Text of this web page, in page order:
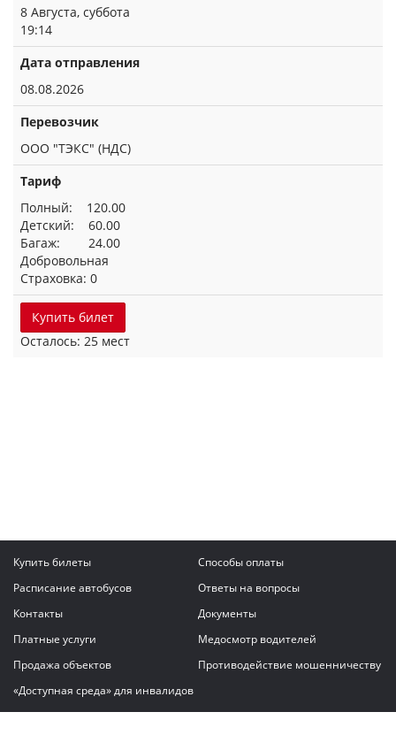
8 Августа, суббота
19:14
Дата отправления
08.08.2026
Перевозчик
ООО "ТЭКС" (НДС)
Тариф
Полный: 120.00
Детский: 60.00
Багаж: 24.00
Добровольная
Страховка: 0
Купить билет
Осталось: 25 мест
Купить билеты
Способы оплаты
Расписание автобусов
Ответы на вопросы
Контакты
Документы
Платные услуги
Медосмотр водителей
Продажа объектов
Противодействие мошенничеству
«Доступная среда» для инвалидов